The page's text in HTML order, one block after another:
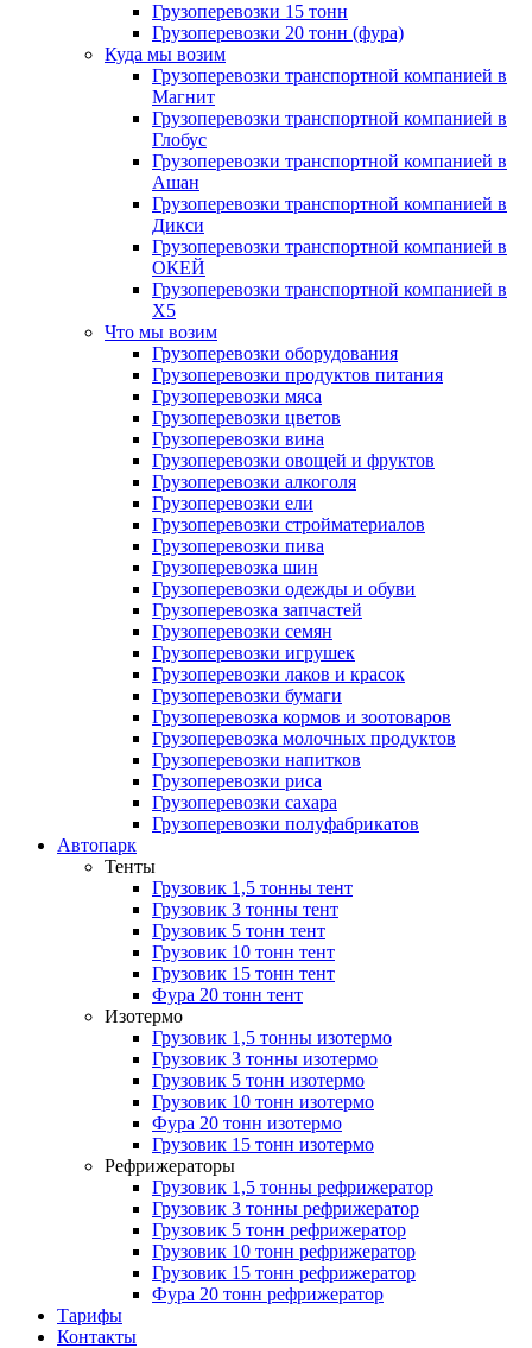
Грузоперевозки 15 тонн
Грузоперевозки 20 тонн (фура)
Куда мы возим
Грузоперевозки транспортной компанией в
Магнит
Грузоперевозки транспортной компанией в
Глобус
Грузоперевозки транспортной компанией в
Ашан
Грузоперевозки транспортной компанией в
Дикси
Грузоперевозки транспортной компанией в
ОКЕЙ
Грузоперевозки транспортной компанией в
X5
Что мы возим
Грузоперевозки оборудования
Грузоперевозки продуктов питания
Грузоперевозки мяса
Грузоперевозки цветов
Грузоперевозки вина
Грузоперевозки овощей и фруктов
Грузоперевозки алкоголя
Грузоперевозки ели
Грузоперевозки стройматериалов
Грузоперевозки пива
Грузоперевозка шин
Грузоперевозки одежды и обуви
Грузоперевозка запчастей
Грузоперевозки семян
Грузоперевозки игрушек
Грузоперевозки лаков и красок
Грузоперевозки бумаги
Грузоперевозка кормов и зоотоваров
Грузоперевозка молочных продуктов
Грузоперевозки напитков
Грузоперевозки риса
Грузоперевозки сахара
Грузоперевозки полуфабрикатов
Автопарк
Тенты
Грузовик 1,5 тонны тент
Грузовик 3 тонны тент
Грузовик 5 тонн тент
Грузовик 10 тонн тент
Грузовик 15 тонн тент
Фура 20 тонн тент
Изотермо
Грузовик 1,5 тонны изотермо
Грузовик 3 тонны изотермо
Грузовик 5 тонн изотермо
Грузовик 10 тонн изотермо
Фура 20 тонн изотермо
Грузовик 15 тонн изотермо
Рефрижераторы
Грузовик 1,5 тонны рефрижератор
Грузовик 3 тонны рефрижератор
Грузовик 5 тонн рефрижератор
Грузовик 10 тонн рефрижератор
Грузовик 15 тонн рефрижератор
Фура 20 тонн рефрижератор
Тарифы
Контакты